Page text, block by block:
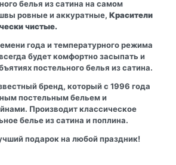
белья из сатина на самом
ровные и аккуратные, Красители
чистые.
года и температурного режима
будет комфортно засыпать и
постельного белья из сатина.
бренд, который с 1996 года
постельным бельем и
Производит классическое
белье из сатина и поплина.
подарок на любой праздник!